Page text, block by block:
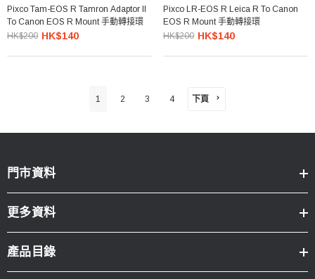
Pixco Tam-EOS R Tamron Adaptor II
To Canon EOS R Mount 手動轉接環
HK$200 HK$140
Pixco LR-EOS R Leica R To Canon
EOS R Mount 手動轉接環
HK$200 HK$140
1 2 3 4 下頁
門市資料
更多資料
產品目錄